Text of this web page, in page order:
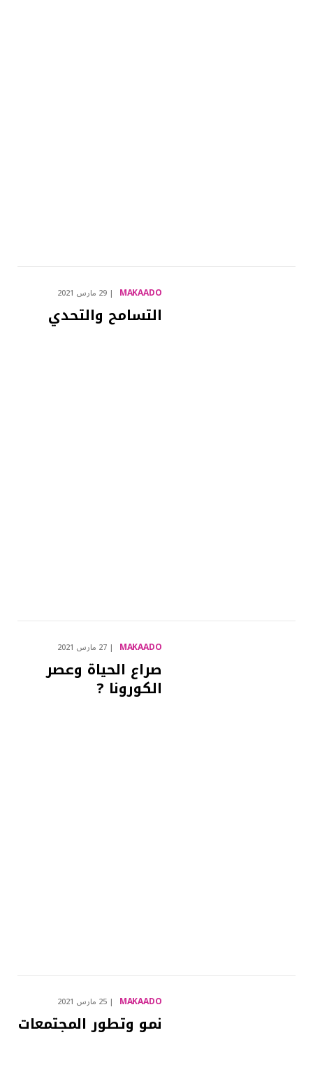
MAKAADO 29 مارس 2021
التسامح والتحدي
MAKAADO 27 مارس 2021
صراع الحياة وعصر
الكورونا ?
MAKAADO 25 مارس 2021
نمو وتطور المجتمعات